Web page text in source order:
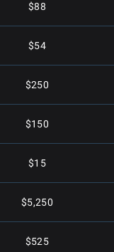
$88
$54
$250
$150
$15
$5,250
$525